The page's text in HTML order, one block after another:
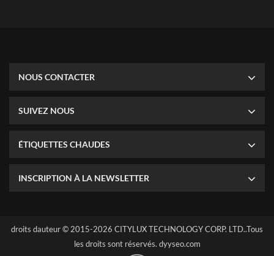
NOUS CONTACTER
SUIVEZ NOUS
ÉTIQUETTES CHAUDES
INSCRIPTION À LA NEWSLETTER
droits dauteur © 2015-2026 CITYLUX TECHNOLOGY CORP. LTD..Tous
les droits sont réservés. dyyseo.com